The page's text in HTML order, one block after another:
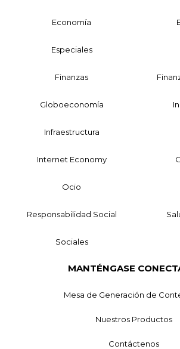
Economía
Especiales
Finanzas
Globoeconomía
Infraestructura
Internet Economy
Ocio
Responsabilidad Social
Sociales
MANTÉNGASE
Mesa de Generación de
Nuestros Productos
Contáctenos